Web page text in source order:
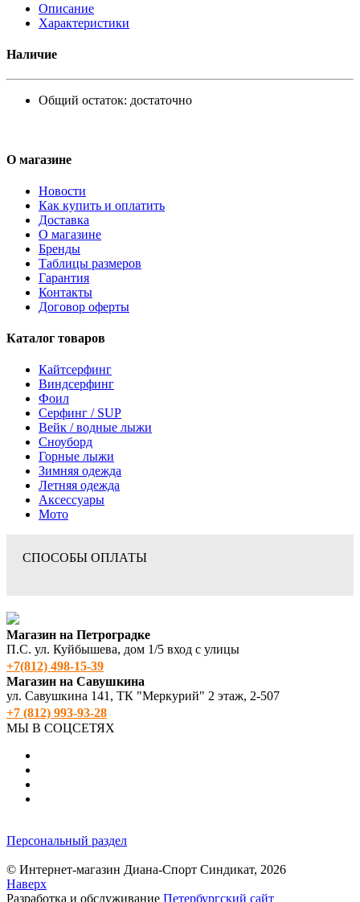
Описание
Характеристики
Наличие
Общий остаток: достаточно
О магазине
Новости
Как купить и оплатить
Доставка
О магазине
Бренды
Таблицы размеров
Гарантия
Контакты
Договор оферты
Каталог товаров
Кайтсерфинг
Виндсерфинг
Фоил
Серфинг / SUP
Вейк / водные лыжи
Сноуборд
Горные лыжи
Зимняя одежда
Летняя одежда
Аксессуары
Мото
СПОСОБЫ ОПЛАТЫ
Магазин на Петроградке
П.С. ул. Куйбышева, дом 1/5 вход с улицы
+7(812) 498‑15-39
Магазин на Савушкина
ул. Савушкина 141, ТК "Меркурий" 2 этаж, 2-507
+7 (812) 993-93-28
МЫ В СОЦСЕТЯХ
Персональный раздел
© Интернет-магазин Диана-Спорт Синдикат, 2026
Наверх
Разработка и обслуживание Петербургский сайт